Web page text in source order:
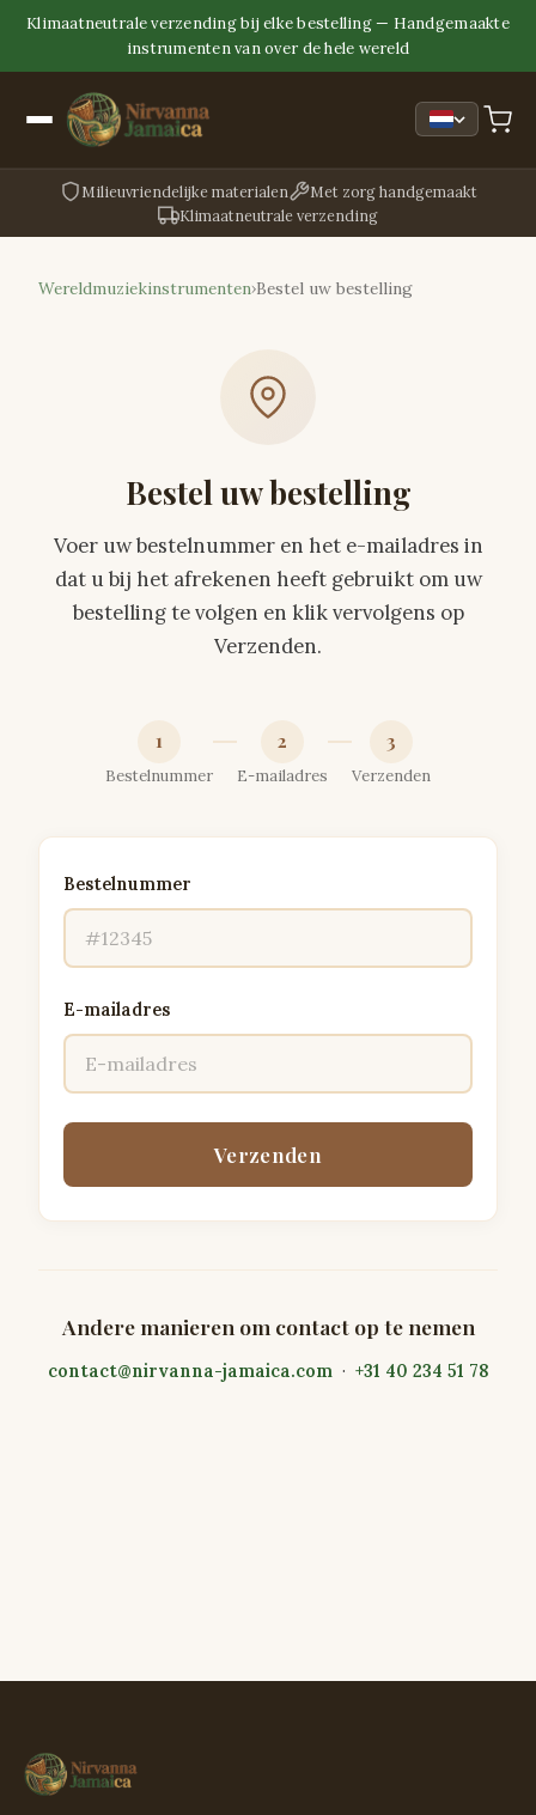
Klimaatneutrale verzending bij elke bestelling — Handgemaakte
instrumenten van over de hele wereld
Milieuvriendelijke materialen
Met zorg handgemaakt
Klimaatneutrale verzending
Wereldmuziekinstrumenten›Bestel uw bestelling
Bestel uw bestelling
Voer uw bestelnummer en het e-mailadres in
dat u bij het afrekenen heeft gebruikt om uw
bestelling te volgen en klik vervolgens op
Verzenden.
1
Bestelnummer
2
E-mailadres
3
Verzenden
Bestelnummer
E-mailadres
Verzenden
Andere manieren om contact op te nemen
contact@nirvanna-jamaica.com· +31 40 234 51 78